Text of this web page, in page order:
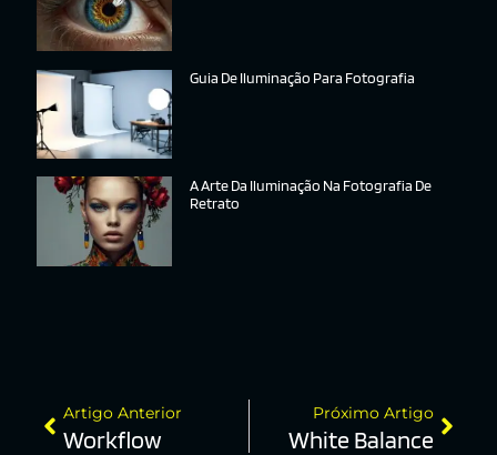
Guia De Iluminação Para Fotografia
A Arte Da Iluminação Na Fotografia De
Retrato
Artigo Anterior
Workflow
Próximo Artigo
White Balance